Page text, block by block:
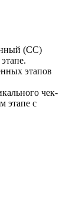
(СС)
этапов
чек-
этапе с